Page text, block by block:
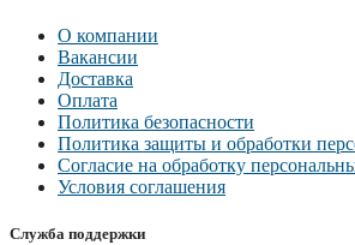
О компании
Вакансии
Доставка
Оплата
Политика безопасности
Политика защиты и обработки
Согласие на обработку
Условия соглашения
Служба поддержки